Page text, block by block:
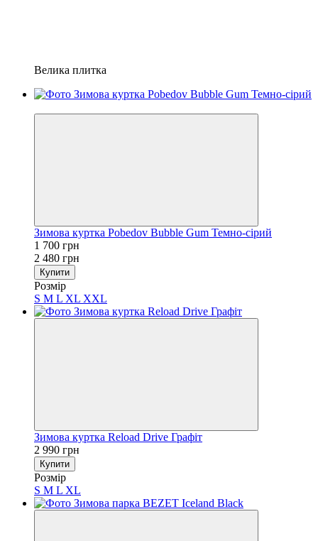
Велика плитка
Зимова куртка Pobedov Bubble Gum Темно-сірий
1 700 грн
2 480 грн
Купити
Розмір
S M L XL XXL
Зимова куртка Reload Drive Графіт
2 990 грн
Купити
Розмір
S M L XL